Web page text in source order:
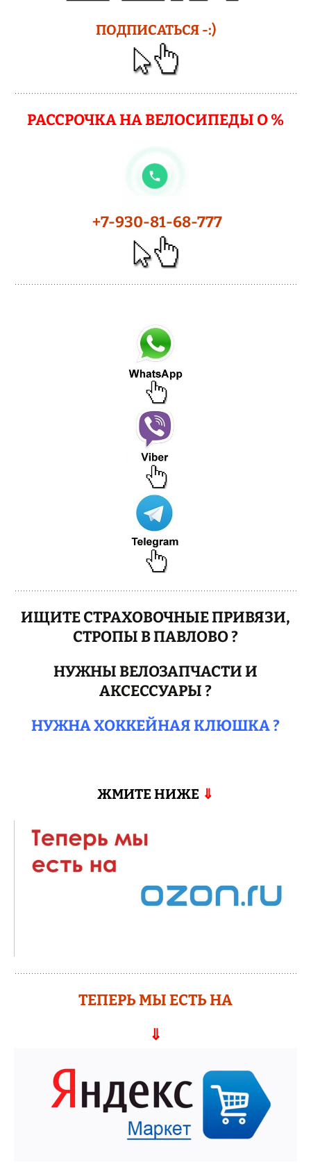
ПОДПИСАТЬСЯ -:)
РАССРОЧКА НА ВЕЛОСИПЕДЫ О %
+7-930-81-68-777
ИЩИТЕ СТРАХОВОЧНЫЕ ПРИВЯЗИ,
СТРОПЫ В ПАВЛОВО ?
НУЖНЫ ВЕЛОЗАПЧАСТИ И
АКСЕССУАРЫ ?
НУЖНА ХОККЕЙНАЯ КЛЮШКА ?
ЖМИТЕ НИЖЕ ⇓
ТЕПЕРЬ МЫ ЕСТЬ НА
⇓